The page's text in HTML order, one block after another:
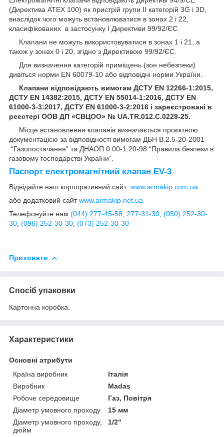
(Директива АТЕХ 100) як пристрій групи II категорій 3G і 3D,
внаслідок чого можуть встановлюватися в зонах 2 і 22,
класифікованих в застосунку I Директиви 99/92/ЄС.
Клапани не можуть використовуватися в зонах 1 і 21, а
також у зонах 0 і 20, згідно з Директивою 99/92/ЄС.
Для визначення категорій приміщень (зон небезпеки)
дивіться норми EN 60079-10 або відповідні норми України.
Клапани відповідають вимогам ДСТУ EN 12266-1:2015,
ДСТУ EN 14382:2015, ДСТУ EN 55014-1:2016, ДСТУ EN
61000-3-3:2017, ДСТУ EN 61000-3-2:2016 і зареєстровані в
реестері ООВ ДП «СВЦОО» № UA.TR.012.C.0229-25.
Місце встановлення клапанів визначається проєктною
документацією за відповідності вимогам ДБН В.2.5-20-2001
“Газопостачання” та ДНАОП 0.00-1.20-98 “Правила безпеки в
газовому господарстві України”.
Паспорт електромагнітний клапан EV-3
Відвідайте наш корпоративний сайт: www.armakip.com.ua
або додатковий сайтwww.armakip.net.ua
Телефонуйте нам (044) 277-45-58 277-31-30 (050) 252-30-
30 (096) 252-30-30 (073) 252-30-30
Приховати
Спосіб упаковки
Картонна коробка.
Характеристики
Основні атрибути
Країна виробник
Італія
Виробник
Madas
Робоче середовище
Газ, Повітря
Діаметр умовного проходу
15 мм
Діаметр умовного проходу,
дюйм
1/2"